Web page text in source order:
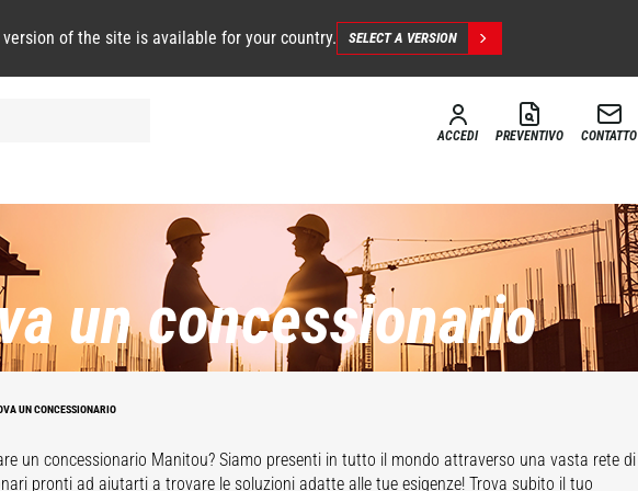
version of the site is available for your country. SELECT A VERSION
ACCEDI PREVENTIVO CONTATTO
un concessionario
UN CONCESSIONARIO
un concessionario Manitou? Siamo presenti in tutto il mondo attraverso una vasta rete di
pronti ad aiutarti a trovare le soluzioni adatte alle tue esigenze! Trova subito il tuo